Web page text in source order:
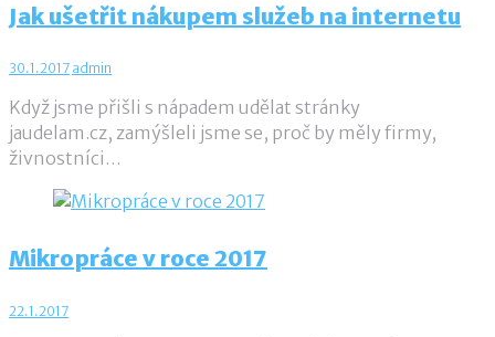
Jak ušetřit nákupem služeb na internetu
30.1.2017 admin
Když jsme přišli s nápadem udělat stránky
jaudelam.cz, zamýšleli jsme se, proč by měly firmy,
živnostníci…
Mikropráce v roce 2017
22.1.2017